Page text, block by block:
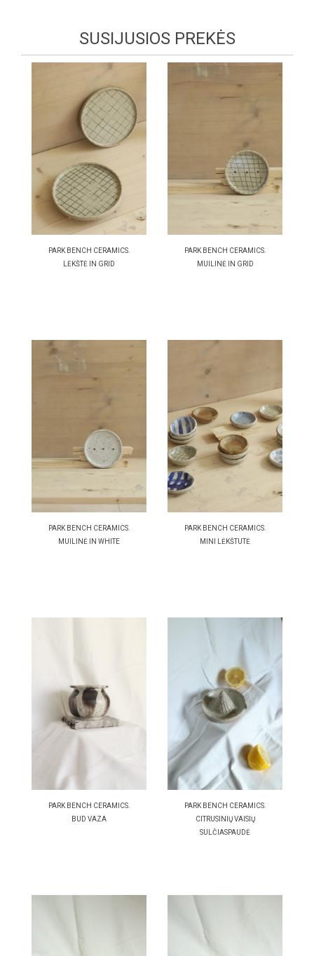
SUSIJUSIOS PREKĖS
PARK BENCH CERAMICS.
LĖKŠTĖ IN GRID
PARK BENCH CERAMICS.
MUILINĖ IN GRID
PARK BENCH CERAMICS.
MUILINĖ IN WHITE
PARK BENCH CERAMICS.
MINI LĖKŠTUTĖ
PARK BENCH CERAMICS.
BUD VAZA
PARK BENCH CERAMICS.
CITRUSINIŲ VAISIŲ
SULČIASPAUDĖ